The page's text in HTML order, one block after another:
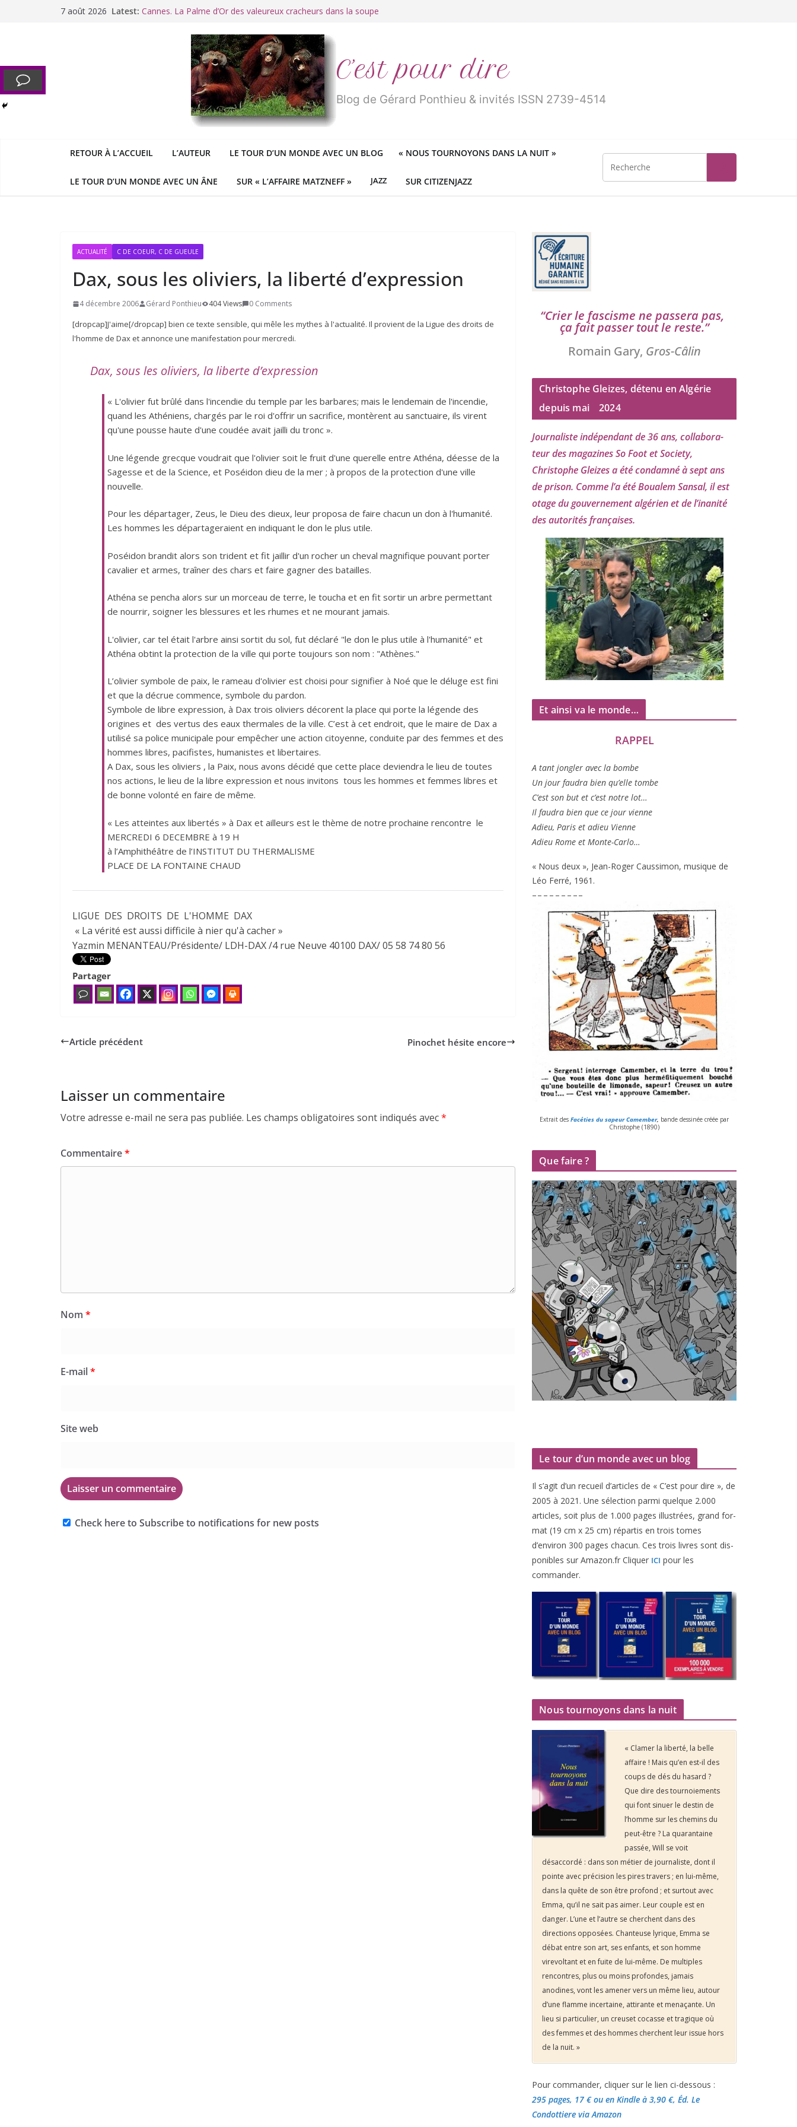
7 août 2026 Latest: Cannes. La Palme d’Or des valeureux cracheurs dans la soupe
Racisme. Moi, Picard-Marseillais traité de « blanc de merde » !
George : « Le meilleur des mondes » ou «
Le patriarcat », bouc émissaire des féministes idéologiquesC’est pour dire
Blog de Gérard Ponthieu & invités ISSN 2739-4514
RETOUR À L’ACCUEIL L’AUTEUR LE TOUR D’UN MONDE AVEC UN BLOG « NOUS TOURNOYONS DANS LA NUIT »
LE TOUR D’UN MONDE AVEC UN ÂNE SUR « L’AFFAIRE MATZNEFF » JAZZ SUR CITIZENJAZZ
ACTUALITÉ C DE COEUR, C DE GUEULE
Dax, sous les oliviers, la liberté d’expression
4 décembre 2006 Gérard Ponthieu 404 Views 0 Comments
[dropcap]J'aime[/dropcap] bien ce texte sensible, qui mêle les mythes à l'actualité. Il provient de la Ligue des droits de
l'homme de Dax et annonce une manifestation pour mercredi.
Dax, sous les oliviers, la liberte d’expression
« L'olivier fut brûlé dans l'incendie du temple par les barbares; mais le lendemain de l'incendie,
quand les Athéniens, chargés par le roi d'offrir un sacrifice, montèrent au sanctuaire, ils virent
qu'une pousse haute d'une coudée avait jailli du tronc ».
Une légende grecque voudrait que l'olivier soit le fruit d'une querelle entre Athéna, déesse de la
Sagesse et de la Science, et Poséidon dieu de la mer ; à propos de la protection d'une ville
nouvelle.
Pour les départager, Zeus, le Dieu des dieux, leur proposa de faire chacun un don à l'humanité.
Les hommes les départageraient en indiquant le don le plus utile.
Poséidon brandit alors son trident et fit jaillir d'un rocher un cheval magnifique pouvant porter
cavalier et armes, traîner des chars et faire gagner des batailles.
Athéna se pencha alors sur un morceau de terre, le toucha et en fit sortir un arbre permettant
de nourrir, soigner les blessures et les rhumes et ne mourant jamais.
L'olivier, car tel était l'arbre ainsi sortit du sol, fut déclaré "le don le plus utile à l'humanité" et
Athéna obtint la protection de la ville qui porte toujours son nom : "Athènes."
L’olivier symbole de paix, le rameau d'olivier est choisi pour signifier à Noé que le déluge est fini
et que la décrue commence, symbole du pardon.
Symbole de libre expression, à Dax trois oliviers décorent la place qui porte la légende des
origines et des vertus des eaux thermales de la ville. C’est à cet endroit, que le maire de Dax a
utilisé sa police municipale pour empêcher une action citoyenne, conduite par des femmes et des
hommes libres, pacifistes, humanistes et libertaires.
A Dax, sous les oliviers , la Paix, nous avons décidé que cette place deviendra le lieu de toutes
nos actions, le lieu de la libre expression et nous invitons tous les hommes et femmes libres et
de bonne volonté en faire de même.
« Les atteintes aux libertés » à Dax et ailleurs est le thème de notre prochaine rencontre le
MERCREDI 6 DECEMBRE à 19 H
à l’Amphithéâtre de l’INSTITUT DU THERMALISME
PLACE DE LA FONTAINE CHAUD
LIGUE DES DROITS DE L'HOMME DAX
« La vérité est aussi difficile à nier qu'à cacher »
Yazmin MENANTEAU/Présidente/ LDH-DAX /4 rue Neuve 40100 DAX/ 05 58 74 80 56
Partager
Article précédent Pinochet hésite encore
Laisser un commentaire
Votre adresse e-mail ne sera pas publiée. Les champs obligatoires sont indiqués avec*
Commentaire*
Nom *
E-mail*
Site web
Check here to Subscribe to notifications for new posts
“Crier le fas­cisme ne pas­se­ra pas,
ça fait pas­ser tout le reste.”
Romain Gary, Gros-Câlin
Christophe Gleizes, détenu en Algérie
depuis mai
2024
Journaliste indé­pen­dant de36ans, col­la­bo­ra­
teur des maga­zines So Foot et Society,
Christophe Gleizesa été condam­né à sept ans
de pri­son. Comme l’a été Boualem Sansal, il est
otage du gou­ver­ne­ment algé­rien et de l’i­na­ni­té
des auto­ri­tés françaises.
Et ainsi va le monde…
RAPPEL
A tant jon­gler avec la bombe
Un jour fau­dra bien qu’elle tombe
C’est son but et c’est notre lot…
Il fau­dra bien que ce jour vienne
Adieu, Paris et adieu Vienne
Adieu Rome et Monte-Carlo…
« Nous deux », Jean-Roger Caussimon, musique de
Léo Ferré, 1961 .
– – – – – – – – –
Extrait des Facéties du sapeur Camember, bande des­si­née créée par
Christophe (1890)
Que faire ?
Le tour d’un monde avec un blog
Il s’agit d’un recueil d’ar­ticles de « C’est pour dire », de
2005 à 2021 . Une sélec­tion par­mi quelque 2.000
articles, soit plus de 1 .000 pages illus­trées, grand for­
mat (19 cm x 25 cm) répar­tis en trois tomes
d’environ 300 pages cha­cun. Ces trois livres sont dis­
po­nibles sur Amazon​.fr Cliquer ICI pour les
commander.
Nous tournoyons dans la nuit
« Clamer la liberté, la belle
affaire ! Mais qu’en est-il des
coups de dés du hasard ?
Que dire des tournoiements
qui font sinuer le destin de
l’homme sur les chemins du
peut-être ? La quarantaine
passée, Will se voit
désaccordé : dans son métier de journaliste, dont il
pointe avec précision les pires travers ; en lui-même,
dans la quête de son être profond ; et surtout avec
Emma, qu’il ne sait pas aimer. Leur couple est en
danger. L’une et l’autre se cherchent dans des
directions opposées. Chanteuse lyrique, Emma se
débat entre son art, ses enfants, et son homme
virevoltant et en fuite de lui-même. De multiples
rencontres, plus ou moins profondes, jamais
anodines, vont les amener vers un même lieu, autour
d’une flamme incertaine, attirante et menaçante. Un
lieu si particulier, un creuset cocasse et tragique où
des femmes et des hommes cherchent leur issue hors
de la nuit. »
Pour commander, cliquer sur le lien ci-dessous :
295 pages, 17 €ou en Kindle à 3,90 €, Éd. Le
Condottiere via Amazon